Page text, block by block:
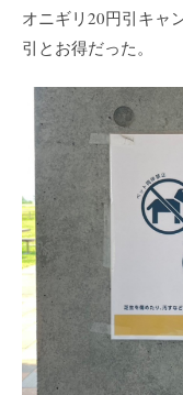
オニギリ20円引キャ
引とお得だった。